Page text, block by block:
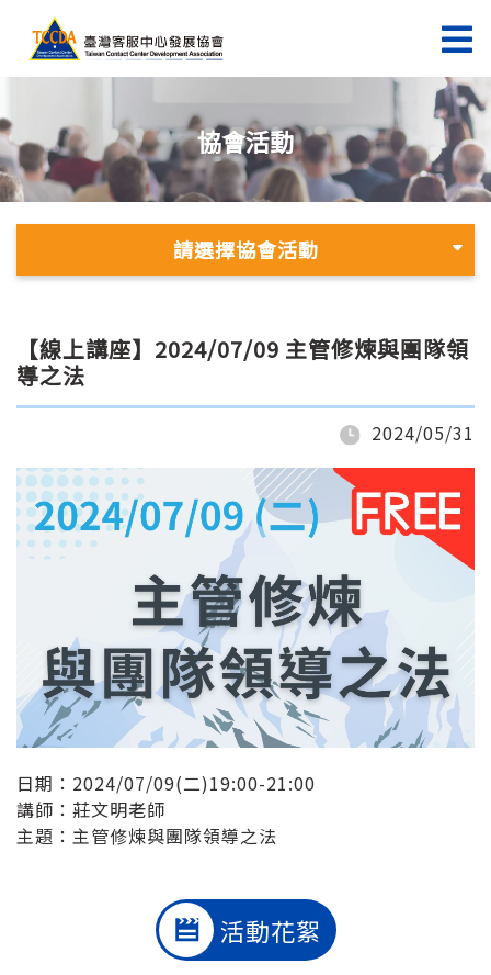
協會活動
請選擇協會活動
【線上講座】2024/07/09 主管修煉與團隊領
導之法
2024/05/31
日期：2024/07/09(二)19:00-21:00
講師：莊文明老師
主題：主管修煉與團隊領導之法
活動花絮